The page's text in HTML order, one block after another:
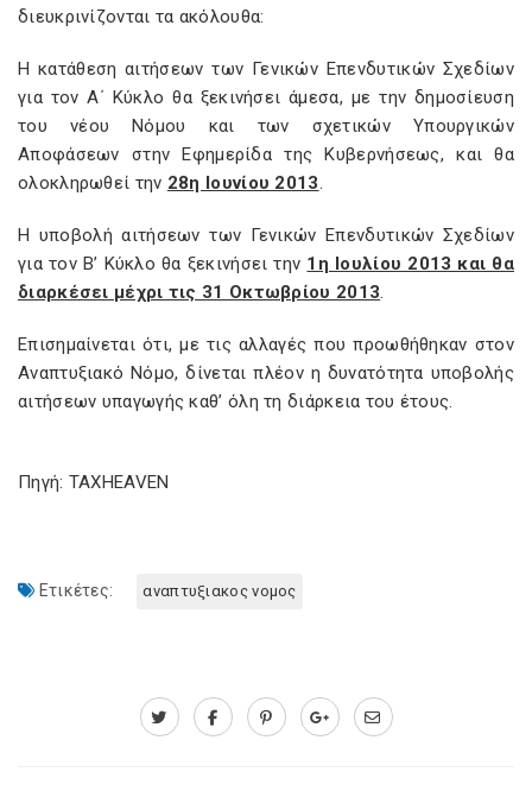
διευκρινίζονται τα ακόλουθα:
Η κατάθεση αιτήσεων των Γενικών Επενδυτικών Σχεδίων
για τον Α΄ Κύκλο θα ξεκινήσει άμεσα, με την δημοσίευση
του νέου Νόμου και των σχετικών Υπουργικών
Αποφάσεων στην Εφημερίδα της Κυβερνήσεως, και θα
ολοκληρωθεί την 28η Ιουνίου 2013.
Η υποβολή αιτήσεων των Γενικών Επενδυτικών Σχεδίων
για τον Β’ Κύκλο θα ξεκινήσει την 1η Ιουλίου 2013 και θα
διαρκέσει μέχρι τις 31 Οκτωβρίου 2013.
Επισημαίνεται ότι, με τις αλλαγές που προωθήθηκαν στον
Αναπτυξιακό Νόμο, δίνεται πλέον η δυνατότητα υποβολής
αιτήσεων υπαγωγής καθ’ όλη τη διάρκεια του έτους.
Πηγή: TAXHEAVEN
Ετικέτες: αναπτυξιακος νομος